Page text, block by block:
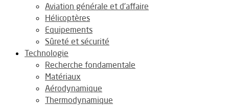
Aviation générale et d’affaire
Hélicoptères
Equipements
Sûreté et sécurité
Technologie
Recherche fondamentale
Matériaux
Aérodynamique
Thermodynamique